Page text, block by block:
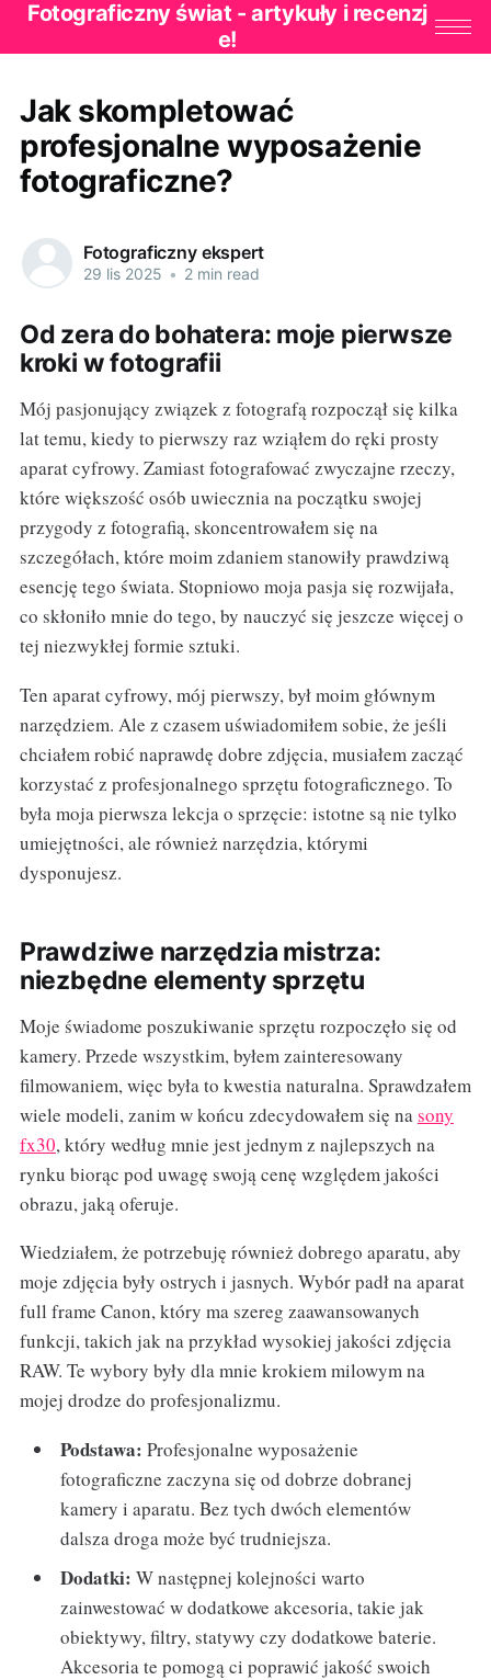
Fotograficzny świat - artykuły i recenzj
e!
Jak skompletować
profesjonalne wyposażenie
fotograficzne?
Fotograficzny ekspert
29 lis 2025 • 2 min read
Od zera do bohatera: moje pierwsze
kroki w fotografii
Mój pasjonujący związek z fotografą rozpoczął się kilka
lat temu, kiedy to pierwszy raz wziąłem do ręki prosty
aparat cyfrowy. Zamiast fotografować zwyczajne rzeczy,
które większość osób uwiecznia na początku swojej
przygody z fotografią, skoncentrowałem się na
szczegółach, które moim zdaniem stanowiły prawdziwą
esencję tego świata. Stopniowo moja pasja się rozwijała,
co skłoniło mnie do tego, by nauczyć się jeszcze więcej o
tej niezwykłej formie sztuki.
Ten aparat cyfrowy, mój pierwszy, był moim głównym
narzędziem. Ale z czasem uświadomiłem sobie, że jeśli
chciałem robić naprawdę dobre zdjęcia, musiałem zacząć
korzystać z profesjonalnego sprzętu fotograficznego. To
była moja pierwsza lekcja o sprzęcie: istotne są nie tylko
umiejętności, ale również narzędzia, którymi
dysponujesz.
Prawdziwe narzędzia mistrza:
niezbędne elementy sprzętu
Moje świadome poszukiwanie sprzętu rozpoczęło się od
kamery. Przede wszystkim, byłem zainteresowany
filmowaniem, więc była to kwestia naturalna. Sprawdzałem
wiele modeli, zanim w końcu zdecydowałem się na sony
fx30, który według mnie jest jednym z najlepszych na
rynku biorąc pod uwagę swoją cenę względem jakości
obrazu, jaką oferuje.
Wiedziałem, że potrzebuję również dobrego aparatu, aby
moje zdjęcia były ostrych i jasnych. Wybór padł na aparat
full frame Canon, który ma szereg zaawansowanych
funkcji, takich jak na przykład wysokiej jakości zdjęcia
RAW. Te wybory były dla mnie krokiem milowym na
mojej drodze do profesjonalizmu.
Podstawa: Profesjonalne wyposażenie
fotograficzne zaczyna się od dobrze dobranej
kamery i aparatu. Bez tych dwóch elementów
dalsza droga może być trudniejsza.
Dodatki: W następnej kolejności warto
zainwestować w dodatkowe akcesoria, takie jak
obiektywy, filtry, statywy czy dodatkowe baterie.
Akcesoria te pomogą ci poprawić jakość swoich